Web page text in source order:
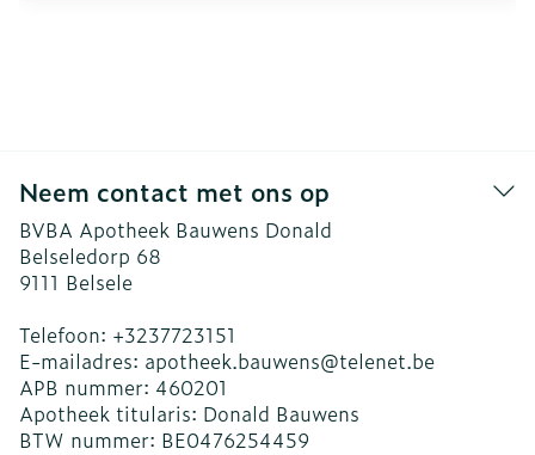
Neem contact met ons op
BVBA Apotheek Bauwens Donald
Belseledorp 68
9111 Belsele
Telefoon: +3237723151
E-mailadres: apotheek.bauwens@telenet.be
APB nummer: 460201
Apotheek titularis: Donald Bauwens
BTW nummer: BE0476254459